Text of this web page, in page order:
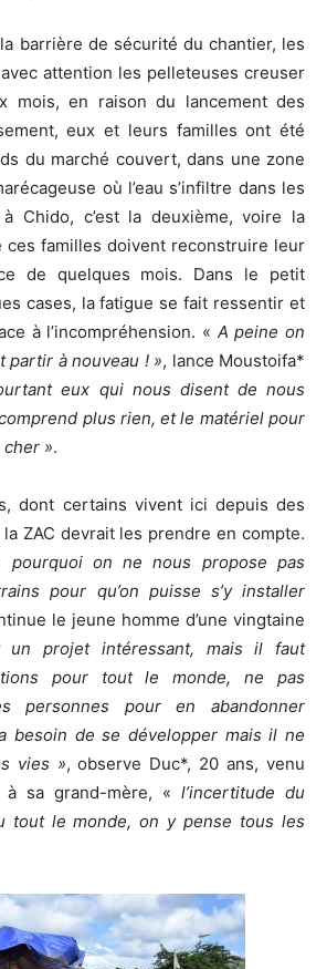
barrière de sécurité du chantier, les
attention les pelleteuses creuser
mois, en raison du lancement des
eux et leurs familles ont été
du marché couvert, dans une zone
où l’eau s’infiltre dans les
Chido, c’est la deuxième, voire la
ces familles doivent reconstruire leur
de quelques mois. Dans le petit
cases, la fatigue se fait ressentir et
à l’incompréhension. « A peine on
partir à nouveau ! », lance Moustoifa*
eux qui nous disent de nous
plus rien, et le matériel pour
».
dont certains vivent ici depuis des
la ZAC devrait les prendre en compte.
pourquoi on ne nous propose pas
pour qu’on puisse s’y installer
le jeune homme d’une vingtaine
un projet intéressant, mais il faut
pour tout le monde, ne pas
personnes pour en abandonner
besoin de se développer mais il ne
vies », observe Duc*, 20 ans, venu
à sa grand-mère, « l’incertitude du
tout le monde, on y pense tous les